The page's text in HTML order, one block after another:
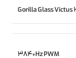
Gorilla Glass Victus
3840Hz PWM